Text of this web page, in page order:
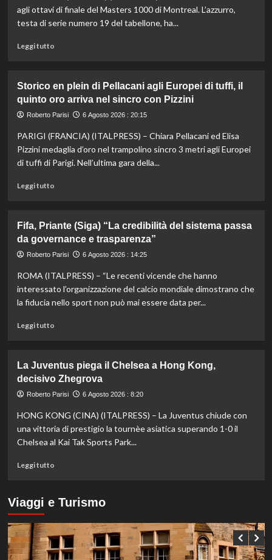
Mancini:
Bollini
Bonucci
tra
i
agli ottavi di finale del Masters 1000 di Montreal. L’azzurro,
testa di serie numero 19 del tabellone, ha...
Leggi tuttoLeggi
Darderi
agli
ottavi
Masters
1000
di
set
Storico en plein di Pellacani agli Europei di tuffi, il
quinto oro arriva nel sincro con Pizzini
Roberto Parisi 6 Agosto 2026 : 20:15
PARIGI (FRANCIA) (ITALPRESS) – Chiara Pellacani ed Elisa
Pizzini medaglia d’oro nel trampolino sincro 3 metri agli Europei
di tuffi di Parigi. Nell’ultima gara della...
Leggi tuttoLeggi
Storico
en
plein
Pellacani
agli
Europei
arriva
nel
sincro
Pizzini
Fifa, Priante (Siga) “La credibilità del sistema passa
da governance e trasparenza”
Roberto Parisi 6 Agosto 2026 : 14:25
ROMA (ITALPRESS) – “Le recenti vicende che hanno
interessato l’organizzazione del calcio mondiale dimostrano che
la fiducia nello sport non può mai essere data per...
Leggi tuttoLeggi
Fifa,
Priante
(Siga)
credibilità
del
sistema
trasparenza”
La Juventus piega il Chelsea a Hong Kong,
decisivo Zhegrova
Roberto Parisi 6 Agosto 2026 : 8:20
HONG KONG (CINA) (ITALPRESS) – La Juventus chiude con
una vittoria di prestigio la tournèe asiatica superando 1-0 il
Chelsea al Kai Tak Sports Park...
Leggi tuttoLeggi
su
La
Juventus
piega
Chelsea
Viaggi e Turismo